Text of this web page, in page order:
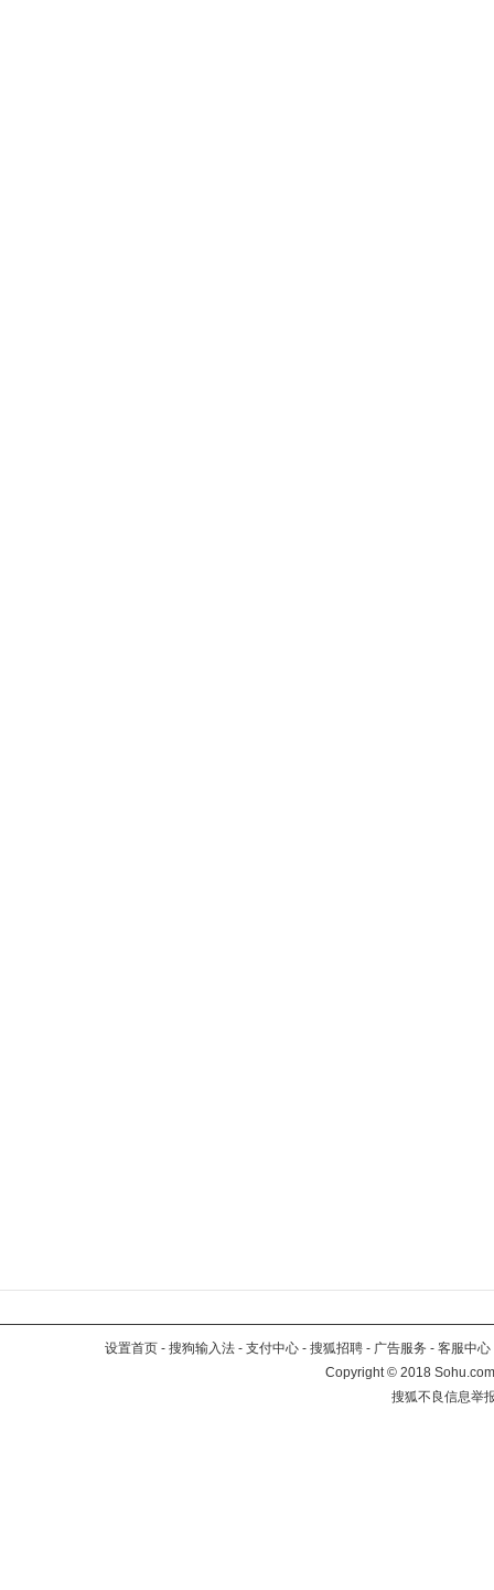
设置首页 - 搜狗输入法 - 支付中心 - 搜狐招聘 - 广告服务 - 客服中心
Copyright©2018
搜狐不良信息举